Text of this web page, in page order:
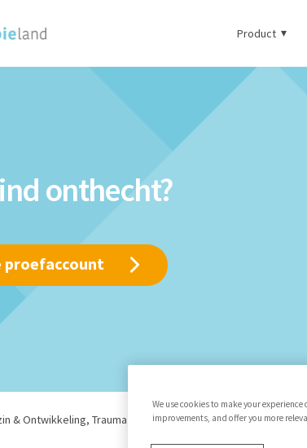
Product
onthecht?
proefaccount
& Ontwikkeling, Trauma & Stress/VFO
We use cookies to make your
improvements, and offer you more